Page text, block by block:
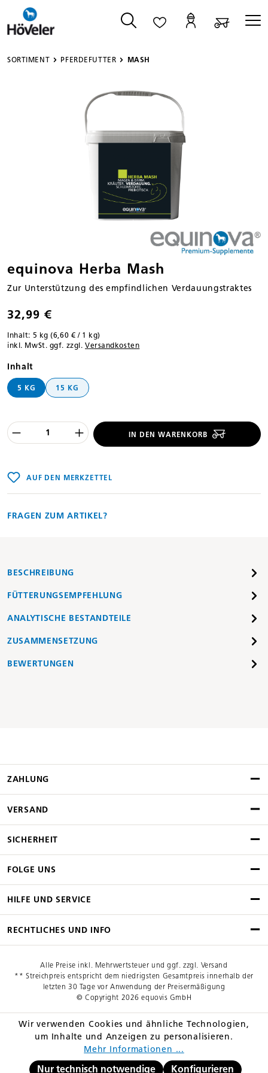
springen
SORTIMENT PFERDEFUTTER MASH
Bildergalerie überspringen
equinova Herba Mash
Zur Unterstützung des empfindlichen Verdauungstraktes
32,99 €
Inhalt: 5 kg(6,60 € / 1 kg)
inkl. MwSt. ggf. zzgl. Versandkosten
Inhaltauswählen
5 KG 15 KG
Produkt Anzahl des Produktes
IN DEN WARENKORB
AUF DEN MERKZETTEL
FRAGEN ZUM ARTIKEL?
BESCHREIBUNG
FÜTTERUNGSEMPFEHLUNG
ANALYTISCHE BESTANDTEILE
ZUSAMMENSETZUNG
BEWERTUNGEN
ZAHLUNG
VERSAND
SICHERHEIT
FOLGE UNS
HILFE UND SERVICE
RECHTLICHES UND INFO
Alle Preise inkl. Mehrwertsteuer und ggf. zzgl. Versand
** Streichpreis entspricht dem niedrigsten Gesamtpreis innerhalb der
letzten 30 Tage vor Anwendung der Preisermäßigung
© Copyright 2026 equovis GmbH
Wir verwenden Cookies und ähnliche Technologien,
um Inhalte und Anzeigen zu personalisieren.
Mehr Informationen ...
Nur technisch notwendige Konfigurieren